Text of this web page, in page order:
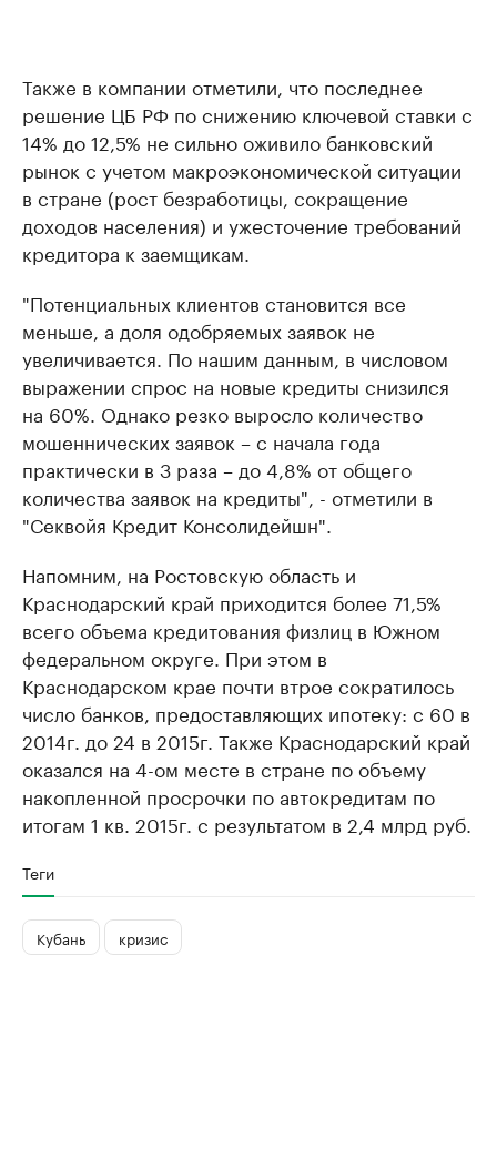
Также в компании отметили, что последнее
решение ЦБ РФ по снижению ключевой ставки с
14% до 12,5% не сильно оживило банковский
рынок с учетом макроэкономической ситуации
в стране (рост безработицы, сокращение
доходов населения) и ужесточение требований
кредитора к заемщикам.
"Потенциальных клиентов становится все
меньше, а доля одобряемых заявок не
увеличивается. По нашим данным, в числовом
выражении спрос на новые кредиты снизился
на 60%. Однако резко выросло количество
мошеннических заявок – с начала года
практически в 3 раза – до 4,8% от общего
количества заявок на кредиты", - отметили в
"Секвойя Кредит Консолидейшн".
Напомним, на Ростовскую область и
Краснодарский край приходится более 71,5%
всего объема кредитования физлиц в Южном
федеральном округе. При этом в
Краснодарском крае почти втрое сократилось
число банков, предоставляющих ипотеку: с 60 в
2014г. до 24 в 2015г. Также Краснодарский край
оказался на 4-ом месте в стране по объему
накопленной просрочки по автокредитам по
итогам 1 кв. 2015г. с результатом в 2,4 млрд руб.
Теги
Кубань кризис